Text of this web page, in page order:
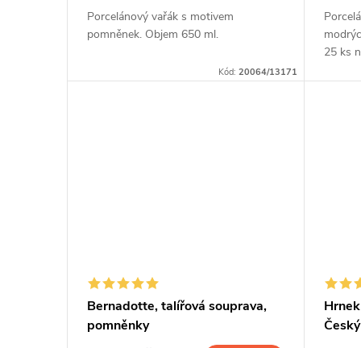
Porcelánový vařák s motivem
pomněnek. Objem 650 ml.
Kód:20064/13171
25 ks
Bernadotte, talířová souprava,
pomněnky